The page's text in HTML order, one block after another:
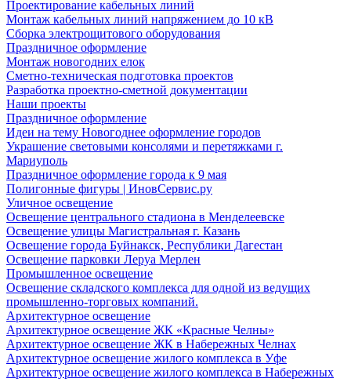
Проектирование кабельных линий
Монтаж кабельных линий напряжением до 10 кВ
Сборка электрощитового оборудования
Праздничное оформление
Монтаж новогодних елок
Сметно-техническая подготовка проектов
Разработка проектно-сметной документации
Наши проекты
Праздничное оформление
Идеи на тему Новогоднее оформление городов
Украшение световыми консолями и перетяжками г.
Мариуполь
Праздничное оформление города к 9 мая
Полигонные фигуры | ИновСервис.ру
Уличное освещение
Освещение центрального стадиона в Менделеевске
Освещение улицы Магистральная г. Казань
Освещение города Буйнакск, Республики Дагестан
Освещение парковки Леруа Мерлен
Промышленное освещение
Освещение складского комплекса для одной из ведущих
промышленно-торговых компаний.
Архитектурное освещение
Архитектурное освещение ЖК «Красные Челны»
Архитектурное освещение ЖК в Набережных Челнах
Архитектурное освещение жилого комплекса в Уфе
Архитектурное освещение жилого комплекса в Набережных